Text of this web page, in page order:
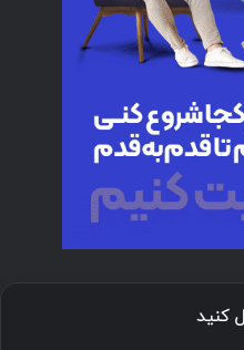
کنید